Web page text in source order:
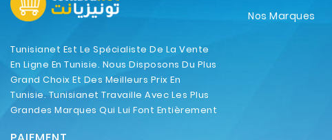
Tunisianet Est Le Spécialiste De La Vente
En Ligne En Tunisie. Nous Disposons Du Plus
Grand Choix Et Des Meilleurs Prix En
Tunisie. Tunisianet Travaille Avec Les Plus
Grandes Marques Qui Lui Font Entièrement
Nos Marques